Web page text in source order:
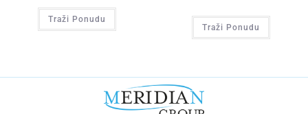
Traži Ponudu
Traži Ponudu